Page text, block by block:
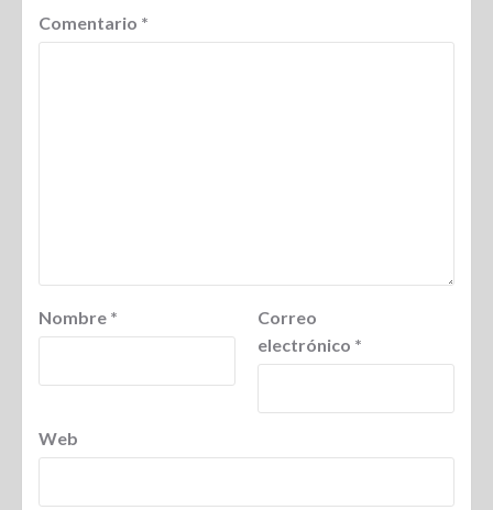
Comentario *
Nombre *
Correo
electrónico *
Web